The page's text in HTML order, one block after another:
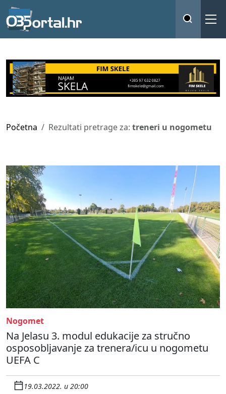
Početna Rezultati pretrage za: treneri u nogometu
Nogomet
Na Jelasu 3. modul edukacije za stručno
osposobljavanje za trenera/icu u nogometu
UEFA C
19.03.2022. u 20:00